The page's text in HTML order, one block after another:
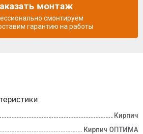
Кирпич
Кирпич ОПТИМА
монтаж
смонтируем
гарантию на работы